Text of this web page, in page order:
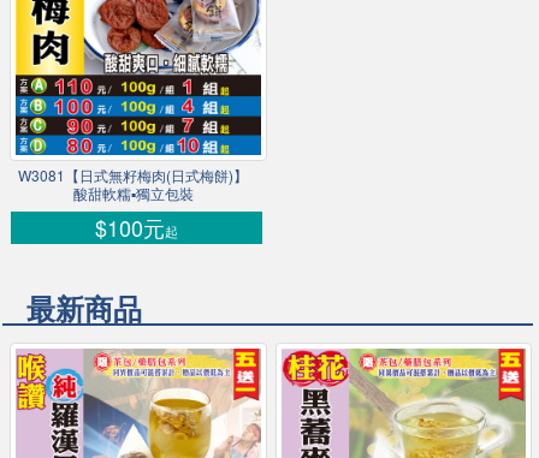
W3081【日式無籽梅肉(日式梅餅)】
酸甜軟糯▪獨立包裝
$100元起
最新商品